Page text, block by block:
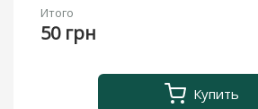
Итого
50 грн
Купить